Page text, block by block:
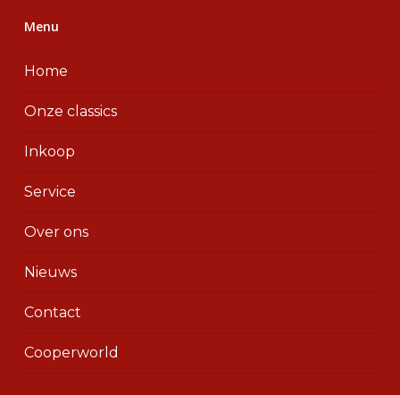
Menu
Home
Onze classics
Inkoop
Service
Over ons
Nieuws
Contact
Cooperworld